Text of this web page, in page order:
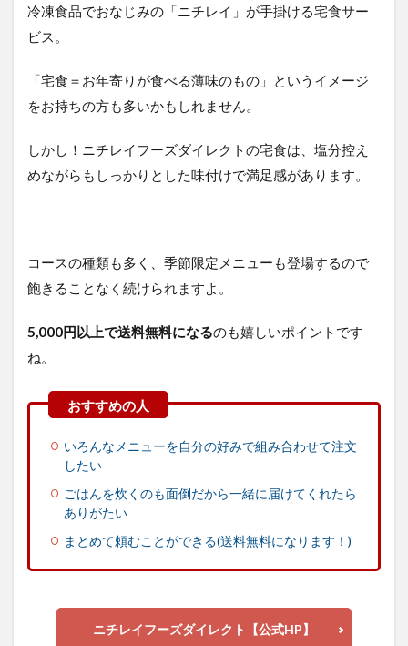
冷凍食品でおなじみの「ニチレイ」が手掛ける宅食サー
ビス。
「宅食＝お年寄りが食べる薄味のもの」というイメージ
をお持ちの方も多いかもしれません。
しかし！ニチレイフーズダイレクトの宅食は、塩分控え
めながらもしっかりとした味付けで満足感があります。
コースの種類も多く、季節限定メニューも登場するので
飽きることなく続けられますよ。
5,000円以上で送料無料になるのも嬉しいポイントです
ね。
いろんなメニューを自分の好みで組み合わせて注文
したい
ごはんを炊くのも面倒だから一緒に届けてくれたら
ありがたい
まとめて頼むことができる(送料無料になります！)
ニチレイフーズダイレクト【公式HP】